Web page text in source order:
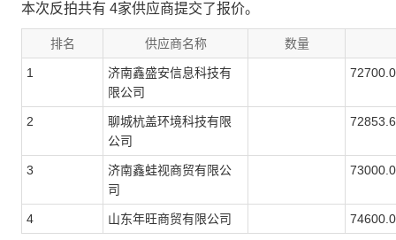
本次反拍共有 4家供应商提交了报价。
排名 供应商名称 数量
1
济南鑫盛安信息科技有
限公司
2
聊城杭盖环境科技有限
公司
3
济南鑫蛙视商贸有限公
司
4 山东年旺商贸有限公司